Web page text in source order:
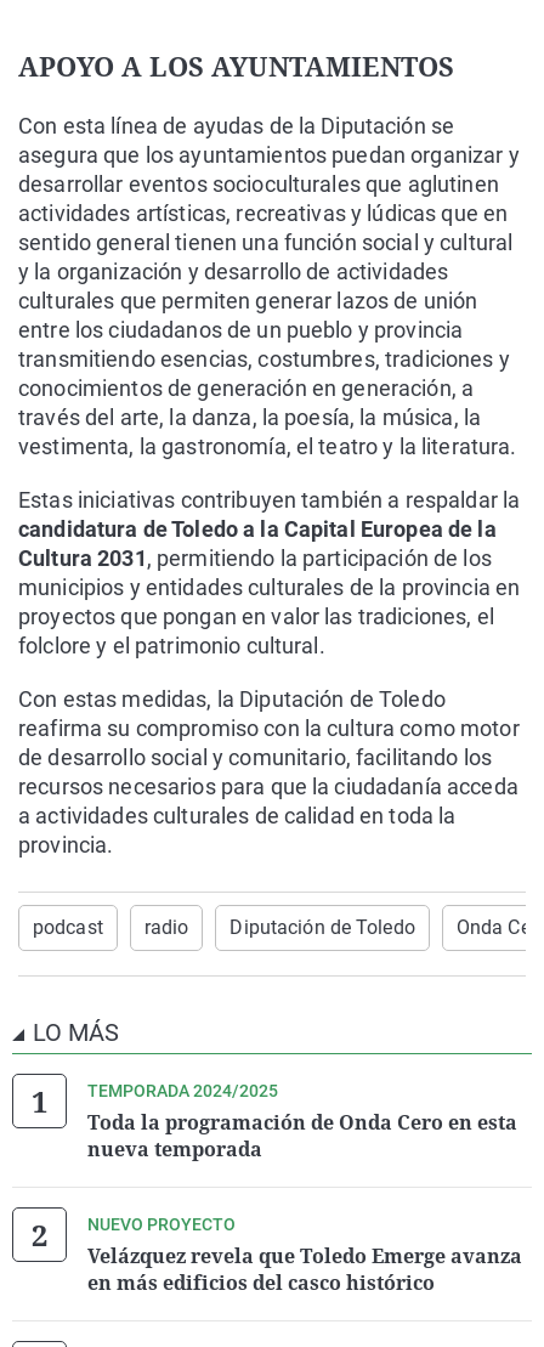
APOYO A LOS AYUNTAMIENTOS
Con esta línea de ayudas de la Diputación se
asegura que los ayuntamientos puedan organizar y
desarrollar eventos socioculturales que aglutinen
actividades artísticas, recreativas y lúdicas que en
sentido general tienen una función social y cultural
y la organización y desarrollo de actividades
culturales que permiten generar lazos de unión
entre los ciudadanos de un pueblo y provincia
transmitiendo esencias, costumbres, tradiciones y
conocimientos de generación en generación, a
través del arte, la danza, la poesía, la música, la
vestimenta, la gastronomía, el teatro y la literatura.
Estas iniciativas contribuyen también a respaldar la
candidatura de Toledo a la Capital Europea de la
Cultura 2031, permitiendo la participación de los
municipios y entidades culturales de la provincia en
proyectos que pongan en valor las tradiciones, el
folclore y el patrimonio cultural.
Con estas medidas, la Diputación de Toledo
reafirma su compromiso con la cultura como motor
de desarrollo social y comunitario, facilitando los
recursos necesarios para que la ciudadanía acceda
a actividades culturales de calidad en toda la
provincia.
podcast radio Diputación de Toledo Onda
LO MÁS
TEMPORADA 2024/2025
Toda la programación de Onda Cero en esta
nueva temporada
NUEVO PROYECTO
Velázquez revela que Toledo Emerge avanza
en más edificios del casco histórico